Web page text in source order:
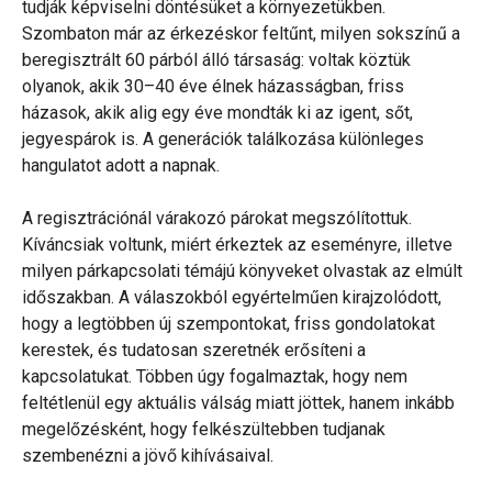
tudják képviselni döntésüket a környezetükben.
Szombaton már az érkezéskor feltűnt, milyen sokszínű a
beregisztrált 60 párból álló társaság: voltak köztük
olyanok, akik 30–40 éve élnek házasságban, friss
házasok, akik alig egy éve mondták ki az igent, sőt,
jegyespárok is. A generációk találkozása különleges
hangulatot adott a napnak.
A regisztrációnál várakozó párokat megszólítottuk.
Kíváncsiak voltunk, miért érkeztek az eseményre, illetve
milyen párkapcsolati témájú könyveket olvastak az elmúlt
időszakban. A válaszokból egyértelműen kirajzolódott,
hogy a legtöbben új szempontokat, friss gondolatokat
kerestek, és tudatosan szeretnék erősíteni a
kapcsolatukat. Többen úgy fogalmaztak, hogy nem
feltétlenül egy aktuális válság miatt jöttek, hanem inkább
megelőzésként, hogy felkészültebben tudjanak
szembenézni a jövő kihívásaival.